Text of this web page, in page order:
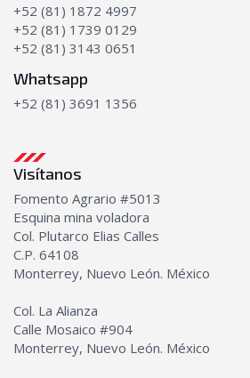
+52 (81) 1872 4997
+52 (81) 1739 0129
+52 (81) 3143 0651
Whatsapp
+52 (81) 3691 1356
Visítanos
Fomento Agrario #5013
Esquina mina voladora
Col. Plutarco Elias Calles
C.P. 64108
Monterrey, Nuevo León. México
Col. La Alianza
Calle Mosaico #904
Monterrey, Nuevo León. México